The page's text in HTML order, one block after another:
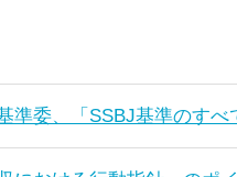
準委、「SSBJ基準のす